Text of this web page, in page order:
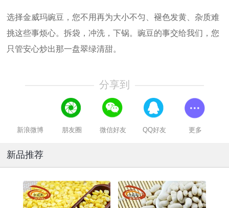
选择金威玛豌豆，您不用再为大小不匀、褪色发黄、杂质难
挑这些事烦心。拆袋，冲洗，下锅。豌豆的事交给我们，您
只管安心炒出那一盘翠绿清甜。
分享到
新浪微博 朋友圈 微信好友 QQ好友 更多
新品推荐